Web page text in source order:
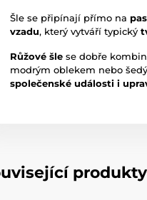
Šle se připínají přímo na
vzadu, který vytváří typický
Růžové šle se dobře
modrým oblekem nebo
společenské události i
produkty